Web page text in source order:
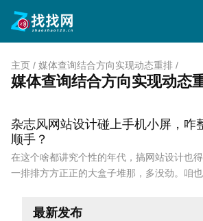
主页 / 媒体查询结合方向实现动态重排 /
媒体查询结合方向实现动态
杂志风网站设计碰上手机小屏，咋
顺手？
在这个啥都讲究个性的年代，搞网站设计也
一排排方方正正的大盒子堆那，多没劲。咱
最新发布